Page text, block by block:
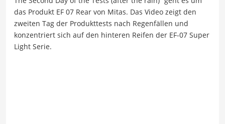
das Produkt EF 07 Rear von Mitas. Das Video zeigt den
zweiten Tag der Produkttests nach Regenfällen und
konzentriert sich auf den hinteren Reifen der EF-07 Super
Light Serie.